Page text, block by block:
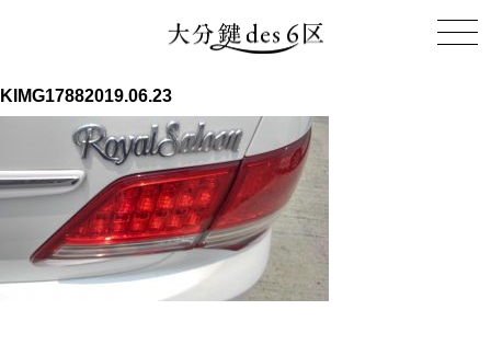
KIMG17882019.06.23